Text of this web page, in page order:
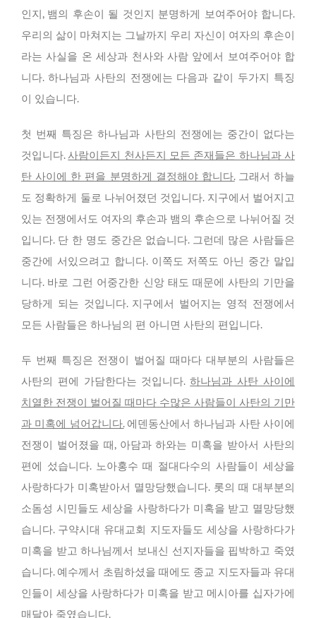
인지, 뱀의 후손이 될 것인지 분명하게 보여주어야 합니다.
우리의 삶이 마쳐지는 그날까지 우리 자신이 여자의 후손이
라는 사실을 온 세상과 천사와 사람 앞에서 보여주어야 합
니다. 하나님과 사탄의 전쟁에는 다음과 같이 두가지 특징
이 있습니다.
첫 번째 특징은 하나님과 사탄의 전쟁에는 중간이 없다는
것입니다.사람이든지 천사든지 모든 존재들은 하나님과 사
탄 사이에 한 편을 분명하게 결정해야 합니다.그래서 하늘
도 정확하게 둘로 나뉘어졌던 것입니다. 지구에서 벌어지고
있는 전쟁에서도 여자의 후손과 뱀의 후손으로 나뉘어질 것
입니다. 단 한 명도 중간은 없습니다. 그런데 많은 사람들은
중간에 서있으려고 합니다. 이쪽도 저쪽도 아닌 중간 말입
니다. 바로 그런 어중간한 신앙 태도 때문에 사탄의 기만을
당하게 되는 것입니다. 지구에서 벌어지는 영적 전쟁에서
모든 사람들은 하나님의 편 아니면 사탄의 편입니다.
두 번째 특징은 전쟁이 벌어질 때마다 대부분의 사람들은
사탄의 편에 가담한다는 것입니다.하나님과 사탄 사이에
치열한 전쟁이 벌어질 때마다 수많은 사람들이 사탄의 기만
과 미혹에 넘어갑니다.에덴동산에서 하나님과 사탄 사이에
전쟁이 벌어졌을 때, 아담과 하와는 미혹을 받아서 사탄의
편에 섰습니다. 노아홍수 때 절대다수의 사람들이 세상을
사랑하다가 미혹받아서 멸망당했습니다. 롯의 때 대부분의
소돔성 시민들도 세상을 사랑하다가 미혹을 받고 멸망당했
습니다. 구약시대 유대교회 지도자들도 세상을 사랑하다가
미혹을 받고 하나님께서 보내신 선지자들을 핍박하고 죽였
습니다. 예수께서 초림하셨을 때에도 종교 지도자들과 유대
인들이 세상을 사랑하다가 미혹을 받고 메시아를 십자가에
매달아 죽였습니다.